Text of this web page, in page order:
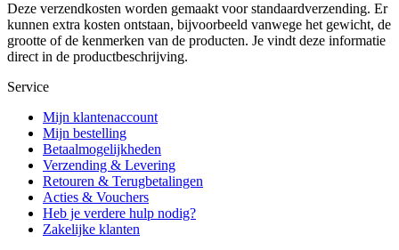
Deze verzendkosten worden gemaakt voor standaardverzending. Er
kunnen extra kosten ontstaan, bijvoorbeeld vanwege het gewicht, de
grootte of de kenmerken van de producten. Je vindt deze informatie
direct in de productbeschrijving.
Service
Mijn klantenaccount
Mijn bestelling
Betaalmogelijkheden
Verzending & Levering
Retouren & Terugbetalingen
Acties & Vouchers
Heb je verdere hulp nodig?
Zakelijke klanten